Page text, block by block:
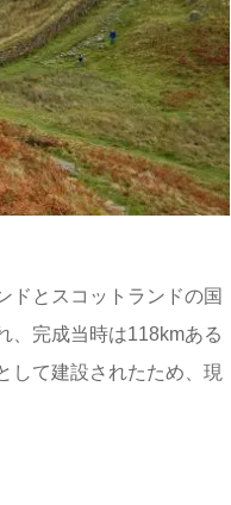
ドとスコットランドの国
、完成当時は118kmある
して建設されたため、現